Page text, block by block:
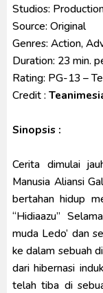
Studios:
Source: Original
Genres: Action,
Duration: 23 min.
Rating: PG-13 –
Credit :
Sinopsis :
Cerita dimulai
Manusia Aliansi
bertahan hidup
“Hidiaazu”
muda Ledo’ dan
ke dalam sebuah
dari hibernasi
telah tiba di